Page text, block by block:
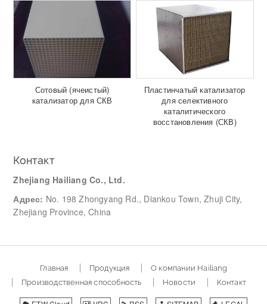
Сотовый (ячеистый)
катализатор для СКВ
Пластинчатый катализатор
для селективного
каталитического
восстановления (СКВ)
Контакт
Zhejiang Hailiang Co., Ltd.
Адрес: No. 198 Zhongyang Rd., Diankou Town, Zhuji City,
Zhejiang Province, China
Главная Продукция
О компании Hailiang
Производственная способность
Новости Контакт